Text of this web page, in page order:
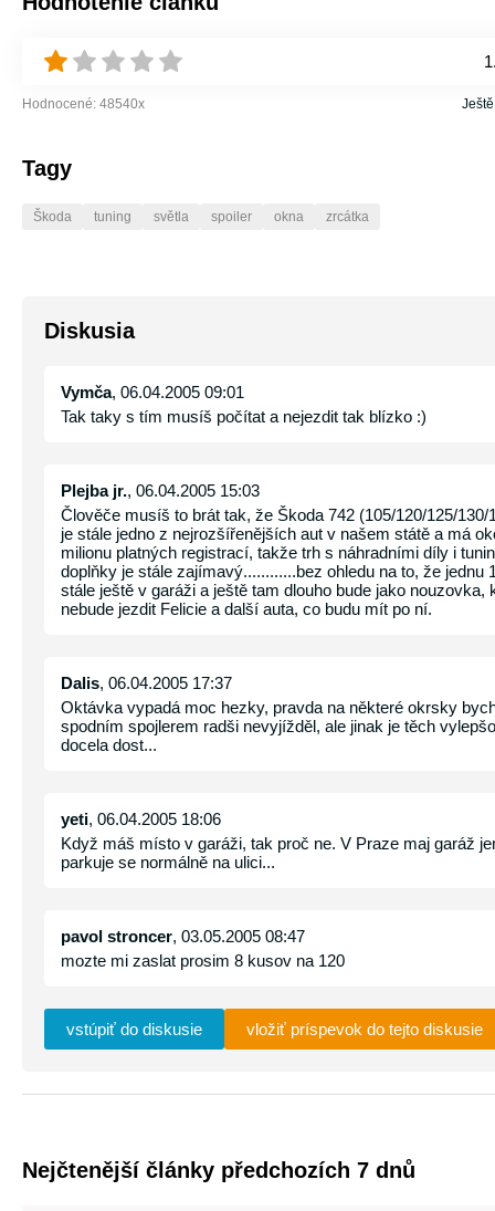
Hodnocené: 48540x
Tagy
Škoda tuning světla spoiler okna zrcátka
Diskusia
Vymča, 06.04.2005 09:01
Tak taky s tím musíš počítat a nejezdit tak blízko :)
Plejba jr., 06.04.2005 15:03
Člověče musíš to brát tak, že Škoda 742 (105/120/125/130/
je stále jedno z nejrozšířenějších aut v našem státě a má
milionu platných registrací, takže trh s náhradními díly i
doplňky je stále zajímavý............bez ohledu na to, že jednu
stále ještě v garáži a ještě tam dlouho bude jako nouzovka,
nebude jezdit Felicie a další auta, co budu mít po ní.
Dalis, 06.04.2005 17:37
Oktávka vypadá moc hezky, pravda na některé okrsky
spodním spojlerem radši nevyjížděl, ale jinak je těch
docela dost...
yeti, 06.04.2005 18:06
Když máš místo v garáži, tak proč ne. V Praze maj garáž
parkuje se normálně na ulici...
pavol stroncer, 03.05.2005 08:47
mozte mi zaslat prosim 8 kusov na 120
vstúpiť do diskusie vložiť príspevok do tejto diskusie
Nejčtenější články předchozích 7 dnů